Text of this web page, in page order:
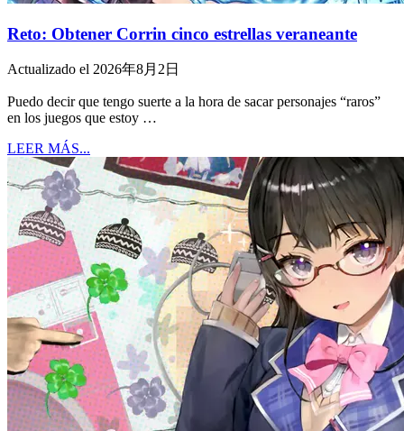
Reto: Obtener Corrin cinco estrellas veraneante
Actualizado el 2026年8月2日
Puedo decir que tengo suerte a la hora de sacar personajes “raros”
en los juegos que estoy …
LEER MÁS...